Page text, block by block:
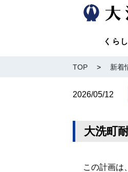
くらし
TOP > 新着
2026/05/12
大洗町
この計画は